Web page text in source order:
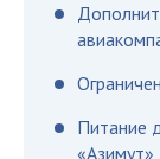
Питание
«Азимут»